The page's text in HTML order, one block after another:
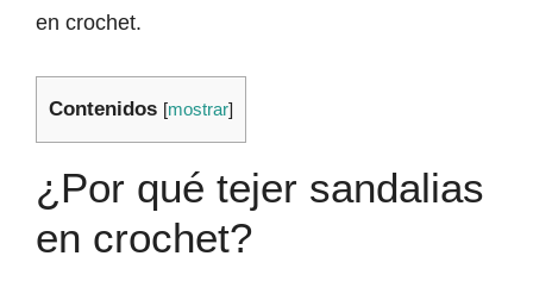
en crochet.
Contenidos [mostrar]
¿Por qué tejer sandalias
en crochet?